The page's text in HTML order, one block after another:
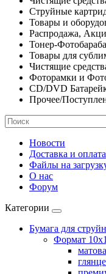
Струйные
Товары и
Распродажа,
Тонер-
Товары для
Чистящие
Фоторамки и
CD/DVD
Прочее/
Новости
Доставка и оплата
Файлы на
О нас
Форум
Категории
Бумага для
Формат